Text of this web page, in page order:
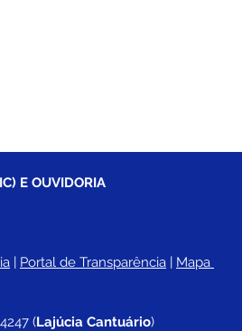
E OUVIDORIA
| Portal de Transparência | Mapa
(Lajúcia Cantuário)